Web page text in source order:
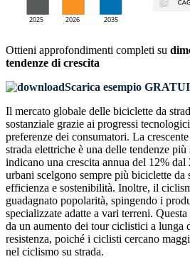
Ottieni approfondimenti completi su
tendenze di crescita
Scarica esempio
Il mercato globale delle biciclette da
sostanziale grazie ai progressi
preferenze dei consumatori. La
strada elettriche è una delle tendenze
indicano una crescita annua del 12%
urbani scelgono sempre più biciclette da
efficienza e sostenibilità. Inoltre, il
guadagnato popolarità, spingendo i
specializzate adatte a vari terreni.
da un aumento dei tour ciclistici a lunga
resistenza, poiché i ciclisti cercano
nel ciclismo su strada.